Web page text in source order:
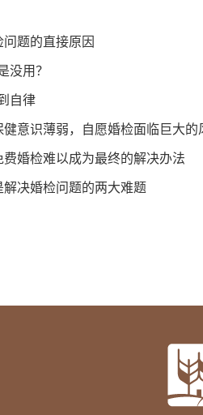
题的直接原因
用？
自律
意识薄弱，自愿婚检面临巨大的
婚检难以成为最终的解决办法
决婚检问题的两大难题